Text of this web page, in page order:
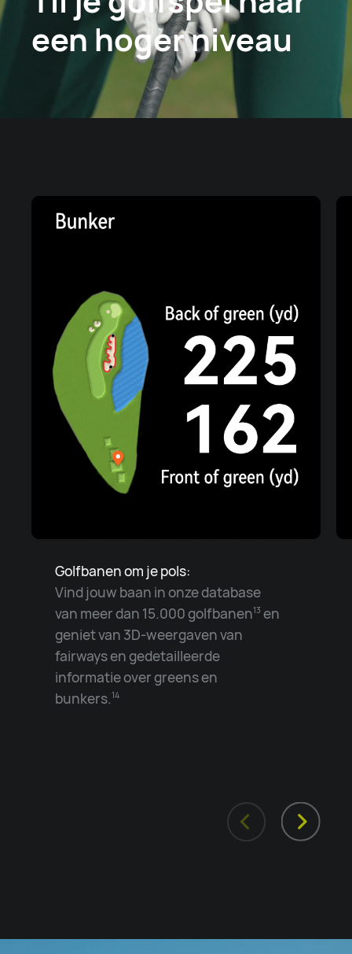
een hoger niveau
Golfbanen om je pols:
Vind jouw baan in onze database
van meer dan 15.000 golfbanen13 en
geniet van 3D-weergaven van
fairways en gedetailleerde
informatie over greens en
bunkers.14